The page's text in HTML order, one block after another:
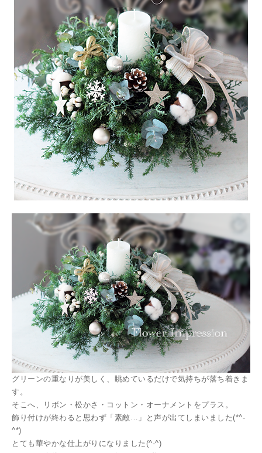
グリーンの重なりが美しく、眺めているだけで気持ちが落ち着きま
す。
そこへ、リボン・松かさ・コットン・オーナメントをプラス。
飾り付けが終わると思わず「素敵…」と声が出てしまいました(*^-
^*)
とても華やかな仕上がりになりました(^-^)